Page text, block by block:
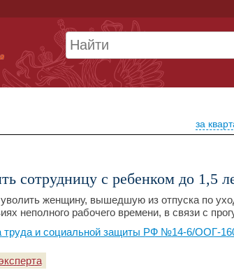
за
сотрудницу с ребенком до 1,5
женщину, вышедшую из отпуска по
неполного рабочего времени, в связи с
труда и социальной защиты РФ №14-6/ООГ-